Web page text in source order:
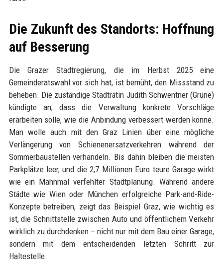
Die Zukunft des Standorts: Hoffnung
auf Besserung
Die Grazer Stadtregierung, die im Herbst 2025 eine
Gemeinderatswahl vor sich hat, ist bemüht, den Missstand zu
beheben. Die zuständige Stadträtin Judith Schwentner (Grüne)
kündigte an, dass die Verwaltung konkrete Vorschläge
erarbeiten solle, wie die Anbindung verbessert werden könne.
Man wolle auch mit den Graz Linien über eine mögliche
Verlängerung von Schienenersatzverkehren während der
Sommerbaustellen verhandeln. Bis dahin bleiben die meisten
Parkplätze leer, und die 2,7 Millionen Euro teure Garage wirkt
wie ein Mahnmal verfehlter Stadtplanung. Während andere
Städte wie Wien oder München erfolgreiche Park-and-Ride-
Konzepte betreiben, zeigt das Beispiel Graz, wie wichtig es
ist, die Schnittstelle zwischen Auto und öffentlichem Verkehr
wirklich zu durchdenken – nicht nur mit dem Bau einer Garage,
sondern mit dem entscheidenden letzten Schritt zur
Haltestelle.